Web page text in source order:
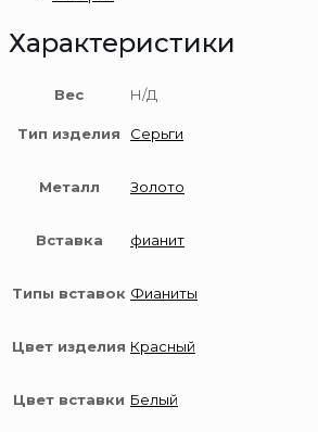
Характеристики
Вес Н/Д
Тип изделия Серьги
Металл Золото
Вставка фианит
Типы вставок Фианиты
Цвет изделия Красный
Цвет вставки Белый